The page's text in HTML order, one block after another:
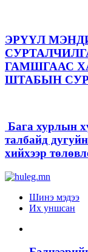
ЭРҮҮЛ
ГАМШГААС
ШТАБЫН
Бага хурлын
талбайд
хийхээр
Шинэ мэдээ
Их уншсан